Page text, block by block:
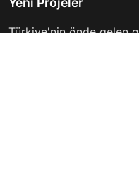
Türkiye'nin önde gelen